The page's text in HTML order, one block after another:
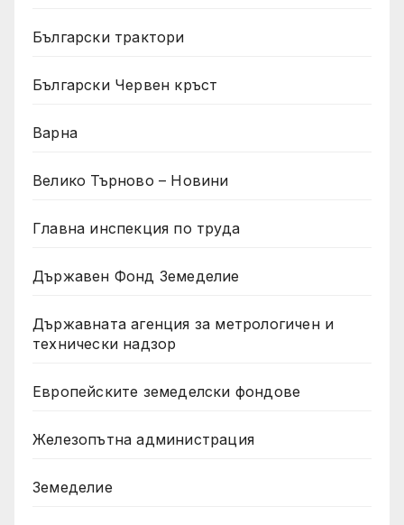
Български трактори
Български Червен кръст
Варна
Велико Търново – Новини
Главна инспекция по труда
Държавен Фонд Земеделие
Държавната агенция за метрологичен и
технически надзор
Европейските земеделски фондове
Железопътна администрация
Земеделие